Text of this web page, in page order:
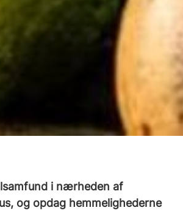
i nærheden af
og opdag hemmelighederne